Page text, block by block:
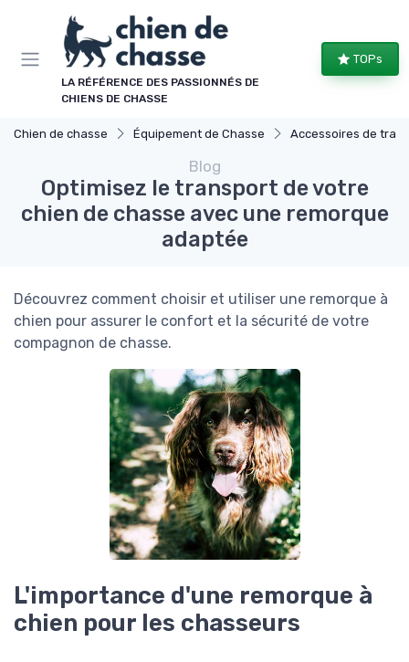
LA RÉFÉRENCE DES PASSIONNÉS DE
CHIENS DE CHASSE
TOPs
Chien de chasse Équipement de Chasse Accessoires de
Blog
Optimisez le transport de votre
chien de chasse avec une remorque
adaptée
Découvrez comment choisir et utiliser une remorque à
chien pour assurer le confort et la sécurité de votre
compagnon de chasse.
L'importance d'une remorque à
chien pour les chasseurs
Panneau de gestion des cookies